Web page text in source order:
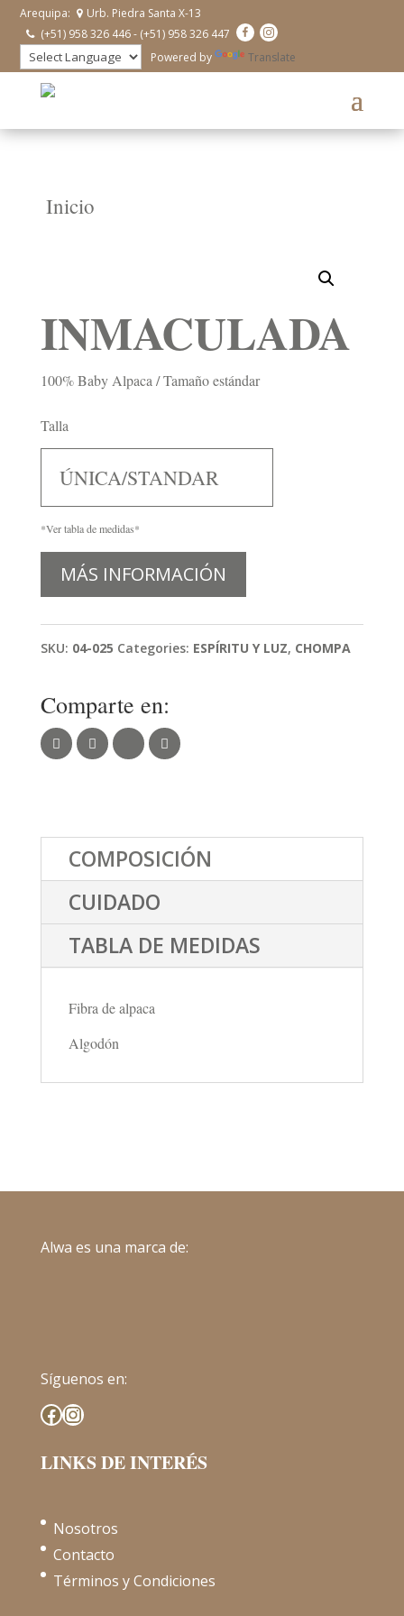
Arequipa:
Urb. Piedra Santa X-13
(+51) 958 326 446 - (+51) 958 326 447
Powered by
Translate
Inicio
INMACULADA
100% Baby Alpaca / Tamaño estándar
Talla
ÚNICA/STANDAR
*Ver tabla de medidas*
MÁS INFORMACIÓN
SKU: 04-025 Categories: ESPÍRITU Y LUZ, CHOMPA
Comparte en:
COMPOSICIÓN
CUIDADO
TABLA DE MEDIDAS
Fibra de alpaca
Algodón
Alwa es una marca de:
Síguenos en:
Facebook
Instagram
LINKS DE INTERÉS
Nosotros
Contacto
Términos y Condiciones